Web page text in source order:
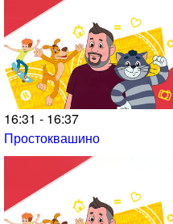
16:31 - 16:37
Простоквашино